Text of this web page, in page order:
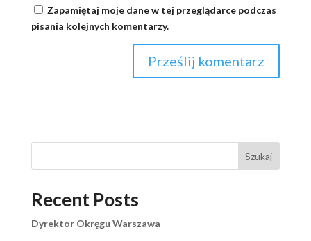
Zapamiętaj moje dane w tej przeglądarce podczas
pisania kolejnych komentarzy.
Szukaj
Recent Posts
Dyrektor Okręgu Warszawa